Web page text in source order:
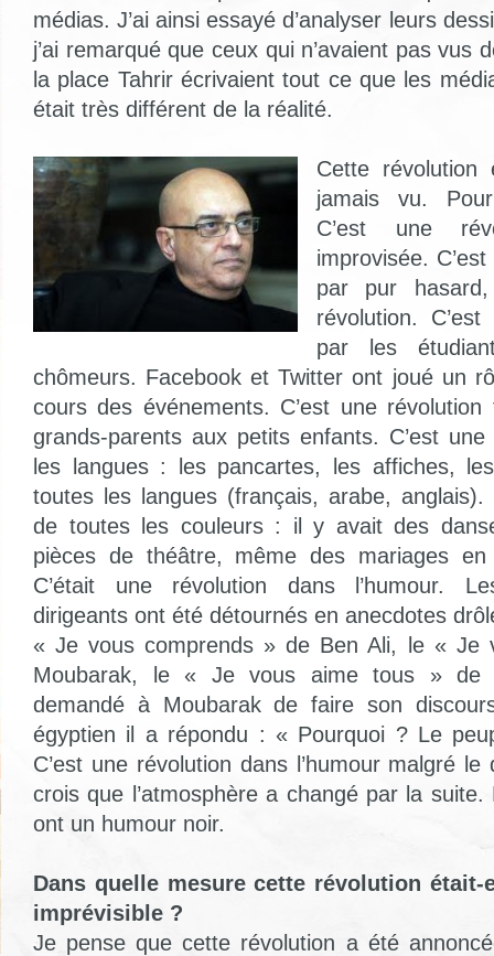
médias. J’ai ainsi essayé d’analyser leurs
j’ai remarqué que ceux qui n’avaient pas vus
la place Tahrir écrivaient tout ce que les
était très différent de la réalité.
Cette
jamais vu.
C’est une
improvisée.
par pur
révolution.
par les
chômeurs. Facebook et Twitter ont joué un
cours des événements. C’est une
grands-parents aux petits enfants. C’est
les langues : les pancartes, les affiches,
toutes les langues (français, arabe, anglais).
de toutes les couleurs : il y avait des
pièces de théâtre, même des mariages en
C’était une révolution dans l’humour.
dirigeants ont été détournés en anecdotes
« Je vous comprends » de Ben Ali, le « Je
Moubarak, le « Je vous aime tous » de
demandé à Moubarak de faire son
égyptien il a répondu : « Pourquoi ? Le
C’est une révolution dans l’humour malgré
crois que l’atmosphère a changé par la
ont un humour noir.
Dans quelle mesure cette révolution
imprévisible ?
Je pense que cette révolution a été